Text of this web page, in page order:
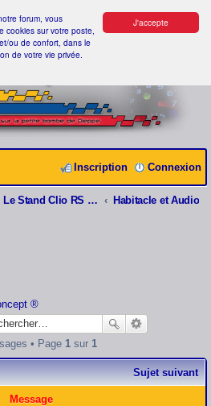
J'accepte
forum, vous
cookies sur votre poste,
ou de confort, dans le
de votre vie privée.
Connexion
Inscription
Le Stand Clio RS Concept ® Habitacle et Audio
®
• Page 1 sur 1
Sujet suivant
Message